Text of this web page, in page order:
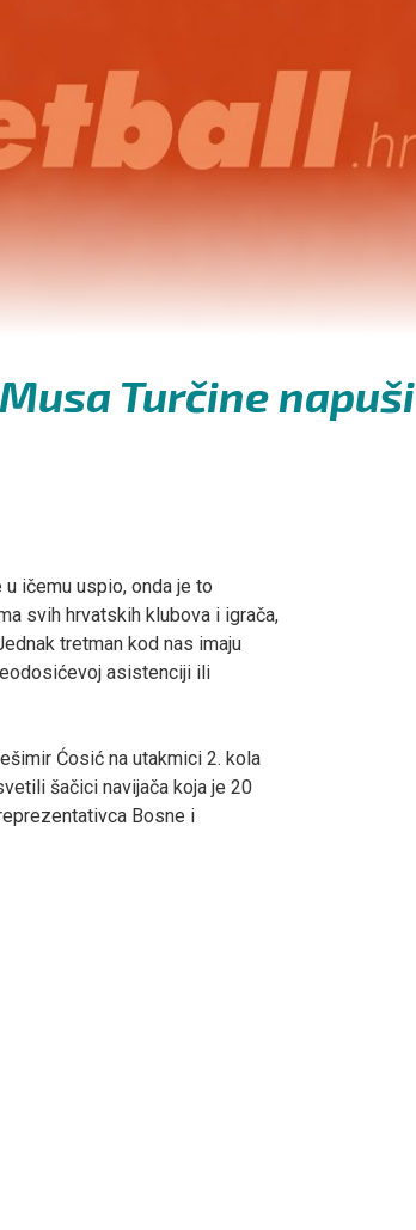
Turčine napuši
ičemu uspio, onda je to
svih hrvatskih klubova i igrača,
tretman kod nas imaju
asistenciji ili
Ćosić na utakmici 2. kola
šačici navijača koja je 20
Bosne i